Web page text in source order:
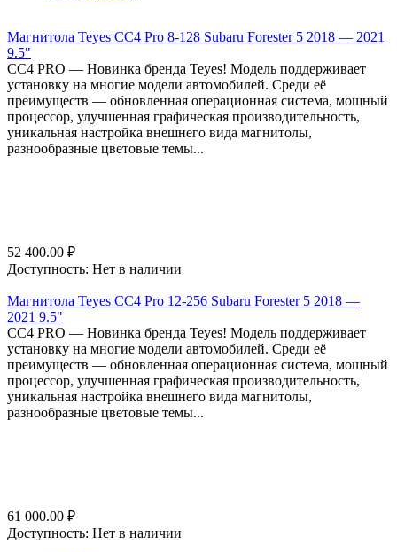
Магнитола Teyes CC4 Pro 8-128 Subaru Forester 5 2018 — 2021
9.5"
СС4 PRO — Новинка бренда Teyes! Модель поддерживает
установку на многие модели автомобилей. Среди её
преимуществ — обновленная операционная система, мощный
процессор, улучшенная графическая производительность,
уникальная настройка внешнего вида магнитолы,
разнообразные цветовые темы...
52 400.00 ₽
Доступность: Нет в наличии
Магнитола Teyes CC4 Pro 12-256 Subaru Forester 5 2018 —
2021 9.5"
СС4 PRO — Новинка бренда Teyes! Модель поддерживает
установку на многие модели автомобилей. Среди её
преимуществ — обновленная операционная система, мощный
процессор, улучшенная графическая производительность,
уникальная настройка внешнего вида магнитолы,
разнообразные цветовые темы...
61 000.00 ₽
Доступность: Нет в наличии